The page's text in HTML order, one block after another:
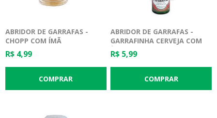
ABRIDOR DE GARRAFAS -
CHOPP COM ÍMÃ
R$ 4,99
ABRIDOR DE GARRAFAS -
GARRAFINHA CERVEJA COM
ÍMÃ - CORES SORTIDAS
R$ 5,99